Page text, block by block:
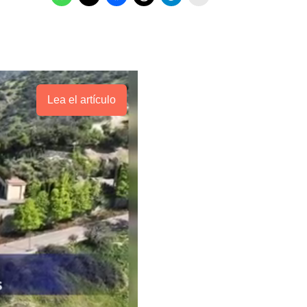
Lea el artículo